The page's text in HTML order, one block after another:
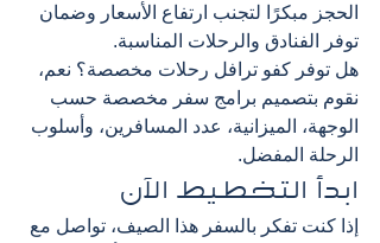
الحجز مبكرًا لتجنب ارتفاع الأسعار وضمان
توفر الفنادق والرحلات المناسبة.
هل توفر كفو ترافل رحلات مخصصة؟ نعم،
نقوم بتصميم برامج سفر مخصصة حسب
الوجهة، الميزانية، عدد المسافرين، وأسلوب
الرحلة المفضل.
ابدأ التخطيط الآن
إذا كنت تفكر بالسفر هذا الصيف، تواصل مع